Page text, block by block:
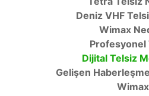
Deniz VHF
Wimax
Profesyonel
Dijital Telsiz
Gelişen
Wimax